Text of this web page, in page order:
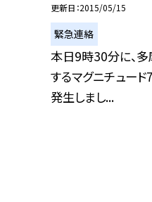
更新日 2015/05/15
緊急連絡
本日9時30分に、
するマグニチュー
発生しまし...